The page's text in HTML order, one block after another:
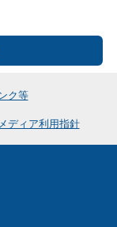
ク等
ディア利用指針